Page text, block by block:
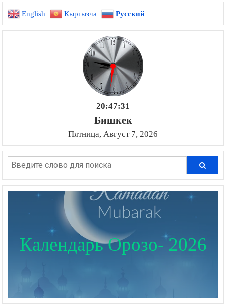
English Кыргызча Русский
20:47:32
Бишкек
Пятница, Август 7, 2026
Календарь Орозо- 2026